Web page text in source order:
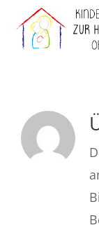
Inhalt
springen
Infos
Aktuelles